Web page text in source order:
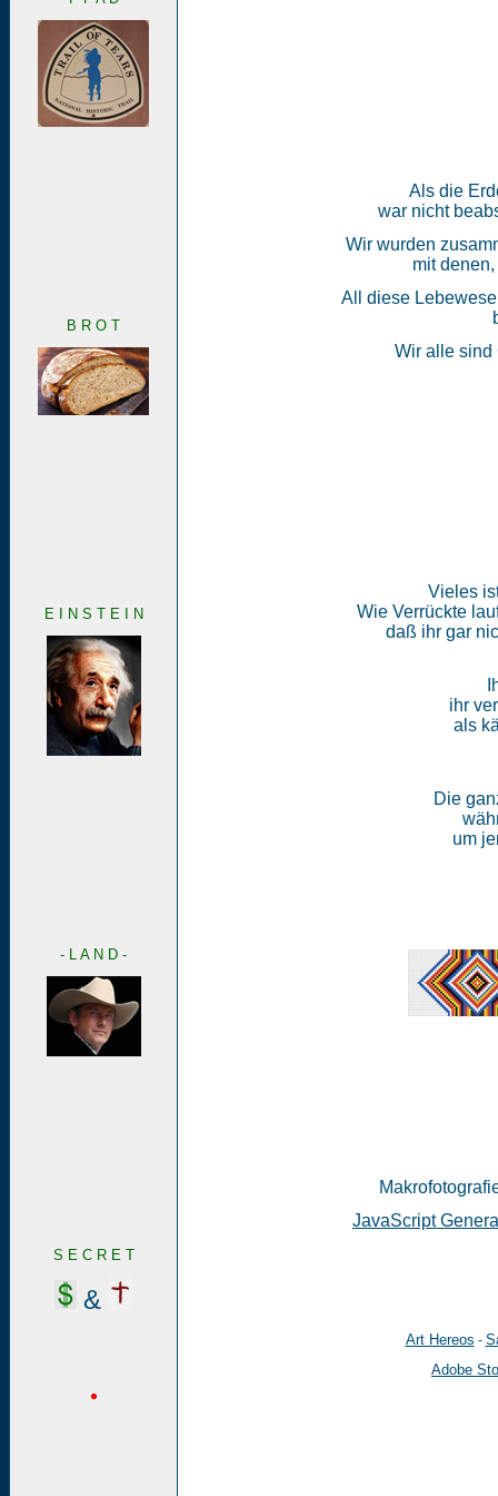
B R O T
E I N S T E I N
- L A N D -
S E C R E T
&
Als die
war nicht
Wir wurden
mit
All diese
Wir alle sind
Vieles
Wie Verrückte
daß ihr gar
ihr
als
Die
um
JavaScript
Art Hereos -
Adobe